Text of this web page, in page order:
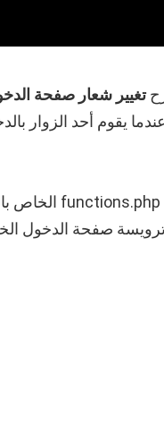
تغيير شعار صفحة
يقوم أحد
صفحة الدخول